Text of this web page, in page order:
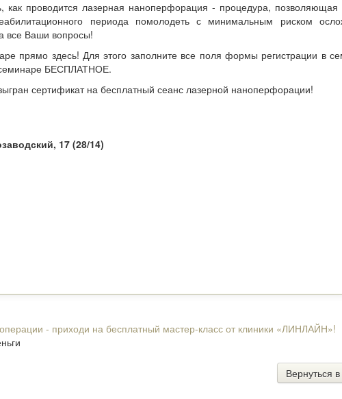
как проводится лазерная наноперфорация - процедура, позволяющая
периода помолодеть с минимальным риском
все Ваши вопросы!
прямо здесь! Для этого заполните все поля формы регистрации в
БЕСПЛАТНОЕ.
сертификат на бесплатный сеанс лазерной наноперфорации!
17 (28/14)
- приходи на бесплатный мастер-класс от клиники «ЛИНЛАЙН»!
Вернуться